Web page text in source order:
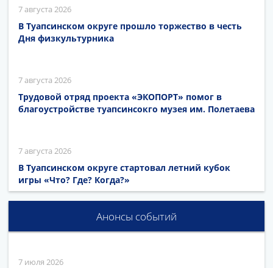
7 августа 2026
В Туапсинском округе прошло торжество в честь
Дня физкультурника
7 августа 2026
Трудовой отряд проекта «ЭКОПОРТ» помог в
благоустройстве туапсинсокго музея им. Полетаева
7 августа 2026
В Туапсинском округе стартовал летний кубок
игры «Что? Где? Когда?»
Анонсы событий
7 июля 2026